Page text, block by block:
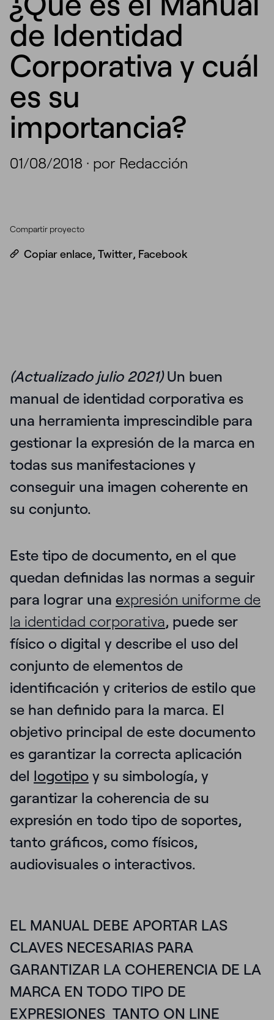
de Identidad
Corporativa y cuál
es su
importancia?
01/08/2018 · por Redacción
Compartir proyecto
Copiar enlace, Twitter, Facebook
(Actualizado julio 2021)Un buen
manual de identidad corporativa es
una herramienta imprescindible para
gestionar la expresión de la marca en
todas sus manifestaciones y
conseguir una imagen coherente en
su conjunto.
Este tipo de documento, en el que
quedan definidas las normas a seguir
para lograr una expresión uniforme de
la identidad corporativa, puede ser
físico o digital y describe el uso del
conjunto de elementos de
identificación y criterios de estilo que
se han definido para la marca. El
objetivo principal de este documento
es garantizar la correcta aplicación
del logotipo y su simbología, y
garantizar la coherencia de su
expresión en todo tipo de soportes,
tanto gráficos, como físicos,
audiovisuales o interactivos.
EL MANUAL DEBE APORTAR LAS
CLAVES NECESARIAS PARA
GARANTIZAR LA COHERENCIA DE LA
MARCA EN TODO TIPO DE
EXPRESIONES TANTO ON LINE